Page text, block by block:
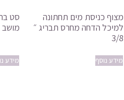
מצוף כניסת מים תחתונה
למיכל הדחה מחרס תבריג ״
3/8
מידע נוסף
סט
מידע